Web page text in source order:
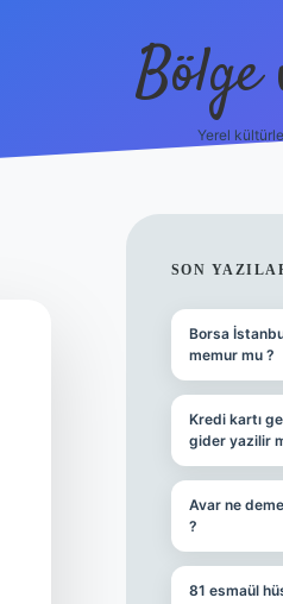
Yerel
SON
Borsa
memur mu ?
Kredi kartı
gider yazilir
Avar ne
?
81 esmaül